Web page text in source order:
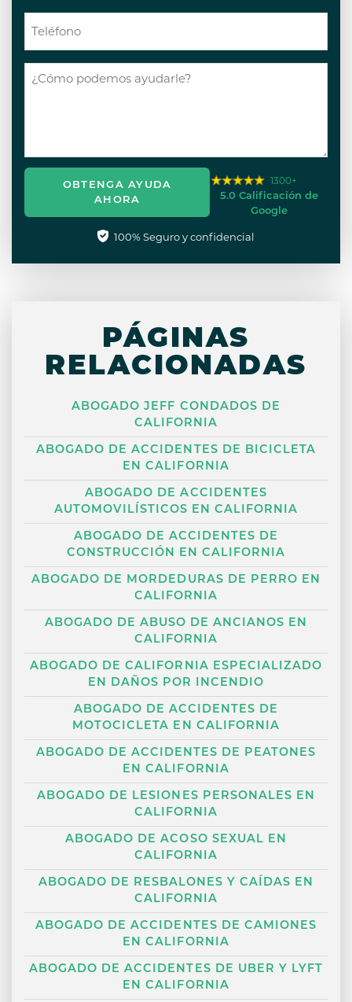
OBTENGA AYUDA
AHORA
1300+
5.0 Calificación de
Google
100% Seguro y confidencial
PÁGINAS
RELACIONADAS
ABOGADO JEFF CONDADOS DE
CALIFORNIA
ABOGADO DE ACCIDENTES DE BICICLETA
EN CALIFORNIA
ABOGADO DE ACCIDENTES
AUTOMOVILÍSTICOS EN CALIFORNIA
ABOGADO DE ACCIDENTES DE
CONSTRUCCIÓN EN CALIFORNIA
ABOGADO DE MORDEDURAS DE PERRO EN
CALIFORNIA
ABOGADO DE ABUSO DE ANCIANOS EN
CALIFORNIA
ABOGADO DE CALIFORNIA ESPECIALIZADO
EN DAÑOS POR INCENDIO
ABOGADO DE ACCIDENTES DE
MOTOCICLETA EN CALIFORNIA
ABOGADO DE ACCIDENTES DE PEATONES
EN CALIFORNIA
ABOGADO DE LESIONES PERSONALES EN
CALIFORNIA
ABOGADO DE ACOSO SEXUAL EN
CALIFORNIA
ABOGADO DE RESBALONES Y CAÍDAS EN
CALIFORNIA
ABOGADO DE ACCIDENTES DE CAMIONES
EN CALIFORNIA
ABOGADO DE ACCIDENTES DE UBER Y LYFT
EN CALIFORNIA